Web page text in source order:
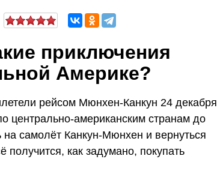
приключения
Америке?
рейсом Мюнхен-Канкун 24 декабря
центрально-американским странам до
самолёт Канкун-Мюнхен и вернуться
как задумано, покупать